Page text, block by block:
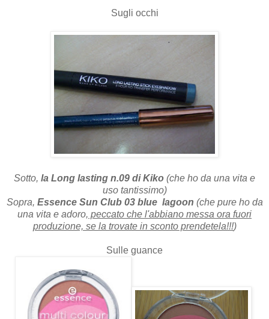
Sugli occhi
Sotto, la Long lasting n.09 di Kiko (che ho da una vita e
uso tantissimo)
Sopra, Essence Sun Club 03 blue lagoon (che pure ho da
una vita e adoro, peccato che l'abbiano messa ora fuori
produzione, se la trovate in sconto prendetela!!!)
Sulle guance